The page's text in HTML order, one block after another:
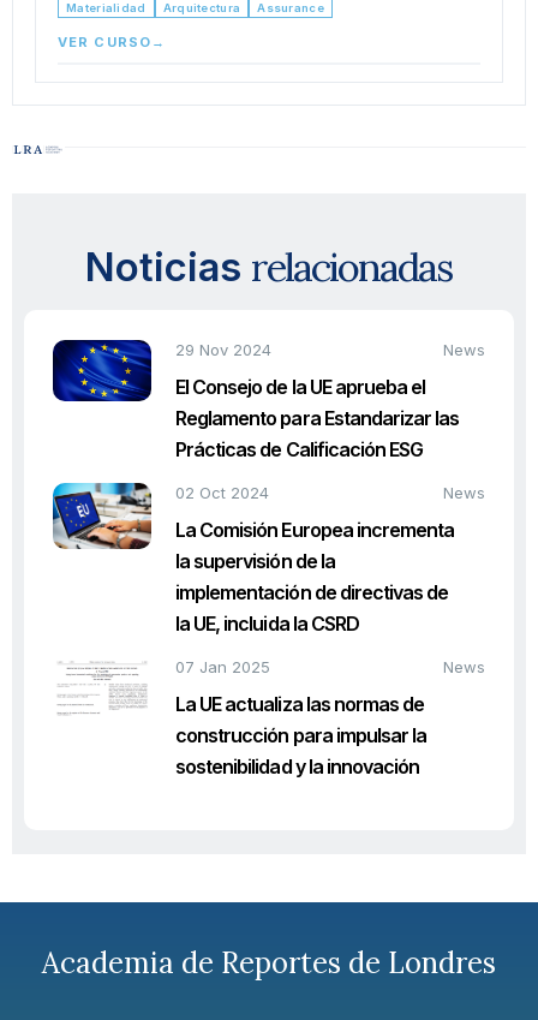
Materialidad Arquitectura Assurance
VER CURSO →
Noticias relacionadas
29 Nov 2024 News
El Consejo de la UE aprueba el
Reglamento para Estandarizar las
Prácticas de Calificación ESG
02 Oct 2024 News
La Comisión Europea incrementa
la supervisión de la
implementación de directivas de
la UE, incluida la CSRD
07 Jan 2025 News
La UE actualiza las normas de
construcción para impulsar la
sostenibilidad y la innovación
Academia de Reportes de Londres